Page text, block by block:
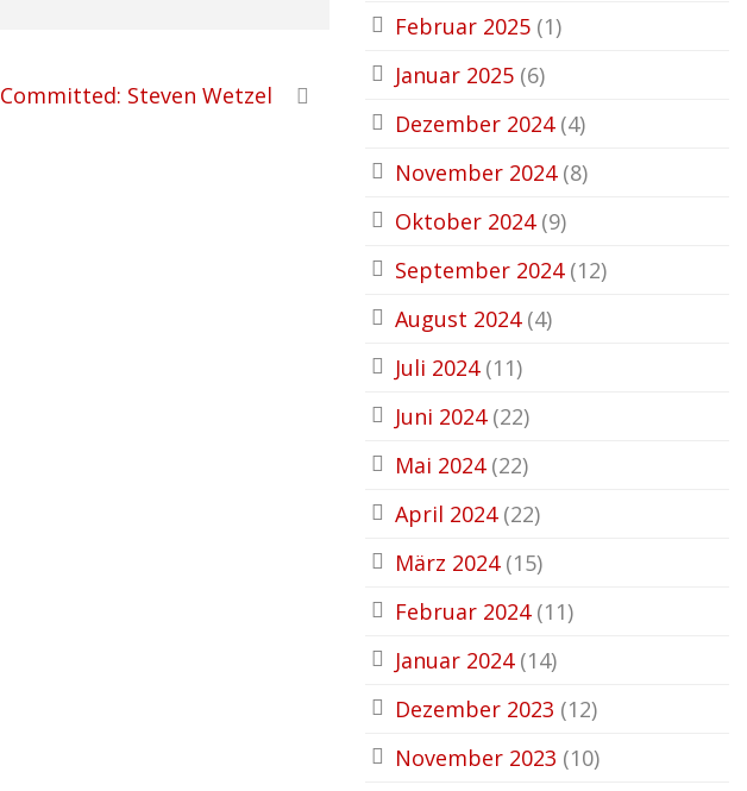
Committed: Steven Wetzel
Februar 2025 (1)
Januar 2025 (6)
Dezember 2024(4)
November 2024(8)
Oktober 2024(9)
September 2024(12)
August 2024(4)
Juli 2024(11)
Juni 2024(22)
Mai 2024(22)
April 2024(22)
März 2024(15)
Februar 2024(11)
Januar 2024(14)
Dezember 2023 (12)
November 2023 (10)